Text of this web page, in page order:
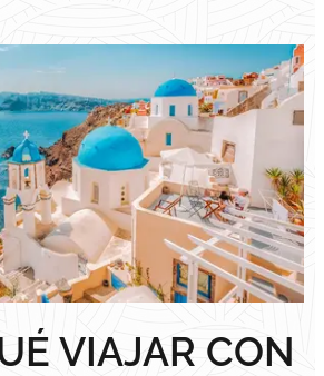
VIAJAR CON